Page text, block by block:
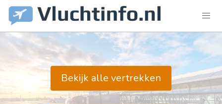
Bekijk alle vertrekken